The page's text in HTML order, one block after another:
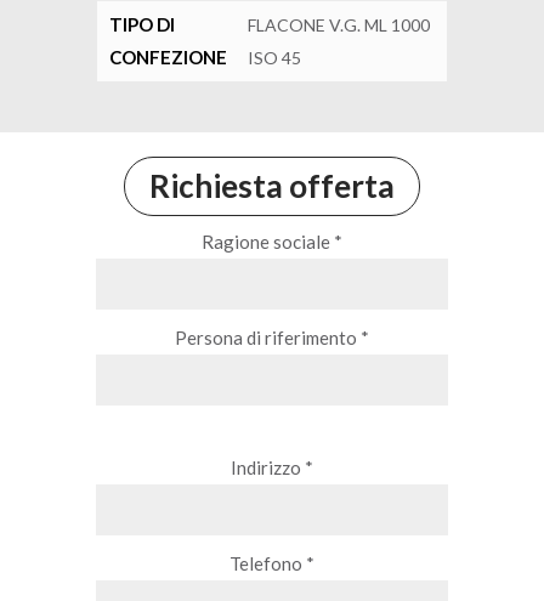
TIPO DI
CONFEZIONE
FLACONE V.G. ML 1000
ISO 45
Richiesta offerta
Ragione sociale *
Persona di riferimento *
Indirizzo *
Telefono *